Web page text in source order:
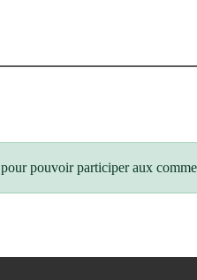
pour pouvoir participer aux